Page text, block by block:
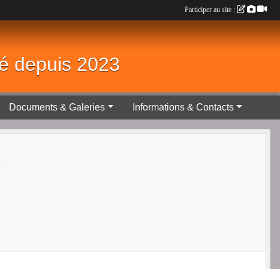
depuis 2023
Documents & Galeries Informations & Contacts
Participer au site :